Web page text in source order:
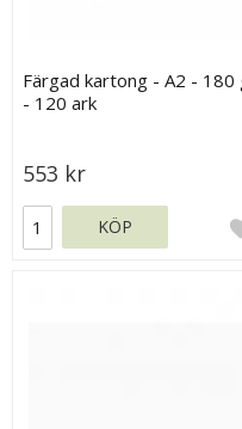
Färgad kartong - A2 - 180
- 120 ark
553 kr
KÖP